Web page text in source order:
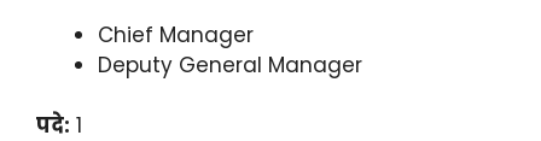
Chief Manager
Deputy General Manager
पदे: 1